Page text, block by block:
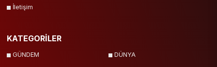
İletişim
KATEGORİLER
GÜNDEM DÜNYA